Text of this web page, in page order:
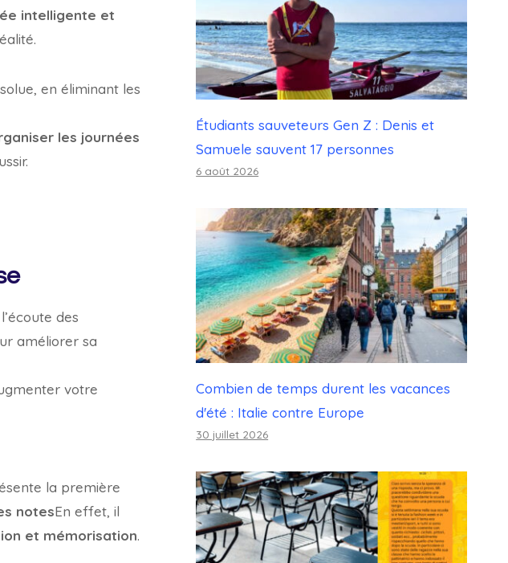
intelligente et
en éliminant les
les journées
des
améliorer sa
votre
la première
notesEn effet, il
et mémorisation.
Étudiants sauveteurs Gen Z : Denis et
Samuele sauvent 17 personnes
6 août 2026
Combien de temps durent les vacances
d'été : Italie contre Europe
30 juillet 2026